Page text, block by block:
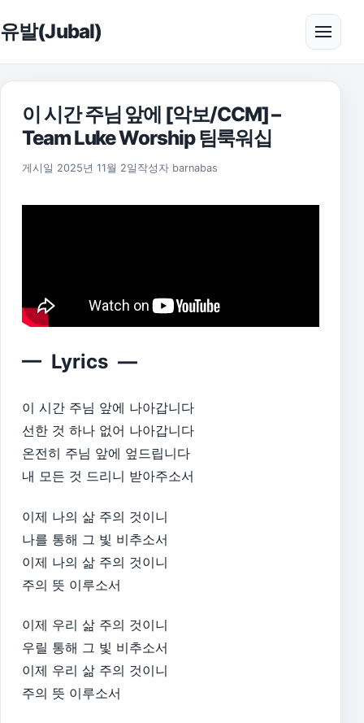
유발(Jubal) 메뉴
이 시간 주님 앞에 [악보/CCM] –
Team Luke Worship 팀룩워십
게시일 2025년 11월 2일 2025년 11월 17일
작성자 barnabas
— Lyrics —
이 시간 주님 앞에 나아갑니다
선한 것 하나 없어 나아갑니다
온전히 주님 앞에 엎드립니다
내 모든 것 드리니 받아주소서
이제 나의 삶 주의 것이니
나를 통해 그 빛 비추소서
이제 나의 삶 주의 것이니
주의 뜻 이루소서
이제 우리 삶 주의 것이니
우릴 통해 그 빛 비추소서
이제 우리 삶 주의 것이니
주의 뜻 이루소서